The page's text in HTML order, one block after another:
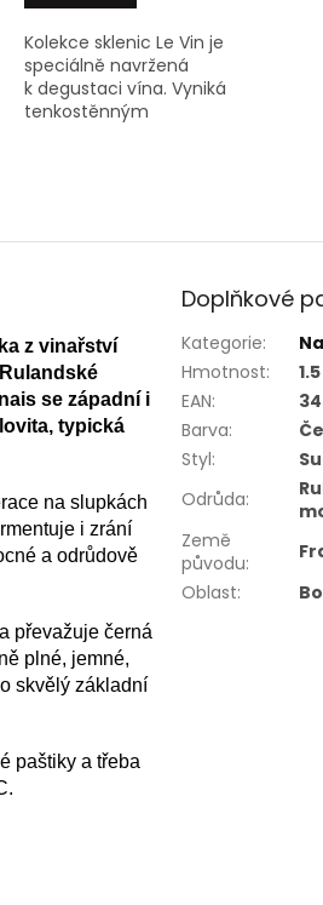
Kolekce sklenic Le Vin je
speciálně navržená
k degustaci vína. Vyniká
tenkostěnným
z vinařství
se západní i
typická
na slupkách
i zrání
a odrůdově
převažuje černá
plné, jemné,
skvělý základní
paštiky a třeba
Doplňkové
Kategorie:
Hmotnost:
EAN:
Barva:
Styl:
Odrůda:
Země
původu:
Oblast: